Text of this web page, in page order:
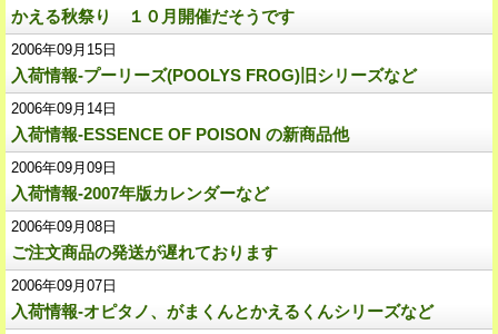
かえる秋祭り １０月開催だそうです
2006年09月15日
入荷情報-プーリーズ(POOLYS FROG)旧シリーズなど
2006年09月14日
入荷情報-ESSENCE OF POISON の新商品他
2006年09月09日
入荷情報-2007年版カレンダーなど
2006年09月08日
ご注文商品の発送が遅れております
2006年09月07日
入荷情報-オピタノ、がまくんとかえるくんシリーズなど